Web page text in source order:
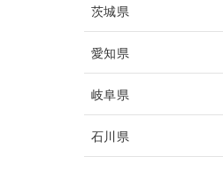
茨城県
愛知県
岐阜県
石川県